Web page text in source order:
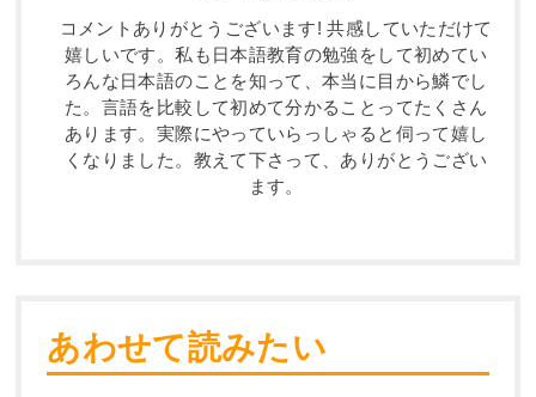
コメントありがとうございます! 共感していただけて
嬉しいです。私も日本語教育の勉強をして初めてい
ろんな日本語のことを知って、本当に目から鱗でし
た。言語を比較して初めて分かることってたくさん
あります。実際にやっていらっしゃると伺って嬉し
くなりました。教えて下さって、ありがとうござい
ます。
あわせて読みたい